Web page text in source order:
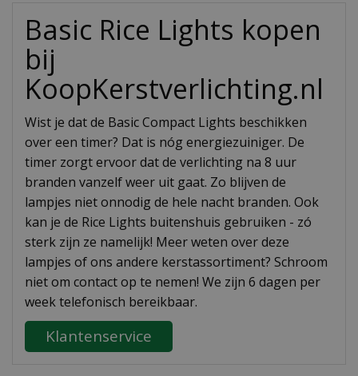
Basic Rice Lights kopen
bij
KoopKerstverlichting.nl
Wist je dat de Basic Compact Lights beschikken
over een timer? Dat is nóg energiezuiniger. De
timer zorgt ervoor dat de verlichting na 8 uur
branden vanzelf weer uit gaat. Zo blijven de
lampjes niet onnodig de hele nacht branden. Ook
kan je de Rice Lights buitenshuis gebruiken - zó
sterk zijn ze namelijk! Meer weten over deze
lampjes of ons andere kerstassortiment? Schroom
niet om contact op te nemen! We zijn 6 dagen per
week telefonisch bereikbaar.
Klantenservice